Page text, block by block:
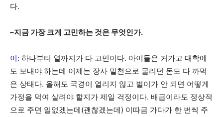
다.
–지금 가장 크게 고민하는 것은 무엇인가.
이: 하나부터 열까지가 다 고민이다. 아이들은 커가고 대학에
도 보내야 하는데 이제는 장사 밑천으로 굴리던 돈도 다 까먹
은 상태다. 올해도 국경이 열리지 않고 벌이가 안 되면 어떻게
가정을 먹여 살려야 할지가 제일 걱정이다. 배급이라도 정상적
으로 주면 일없겠는데(괜찮겠는데) 이따금 가다가 한 번씩 주